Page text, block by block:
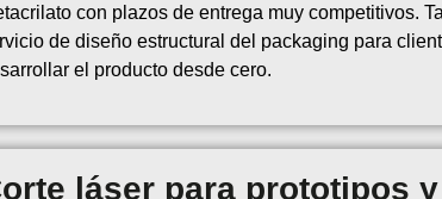
con plazos de entrega muy competitivos.
de diseño estructural del packaging para
el producto desde cero.
láser para prototipos y